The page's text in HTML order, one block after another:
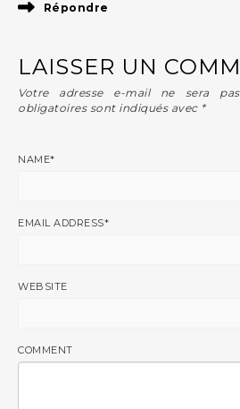
Répondre
LAISSER UN
Votre adresse e-mail ne sera
obligatoires sont indiqués avec *
NAME*
EMAIL ADDRESS*
WEBSITE
COMMENT